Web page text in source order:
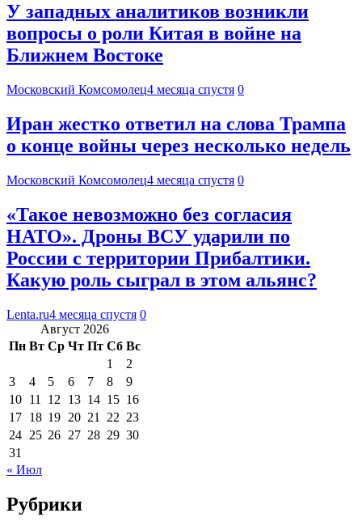
У западных аналитиков возникли
вопросы о роли Китая в войне на
Ближнем Востоке
Московский Комсомолец4 месяца спустя 0
Иран жестко ответил на слова Трампа
о конце войны через несколько недель
Московский Комсомолец4 месяца спустя 0
«Такое невозможно без согласия
НАТО». Дроны ВСУ ударили по
России с территории Прибалтики.
Какую роль сыграл в этом альянс?
Lenta.ru4 месяца спустя 0
Август 2026
Пн Вт Ср Чт Пт Сб Вс
1
2
3
4 5 6 7 8
9
10 11 12 13 14 15 16
17 18 19 20 21 22 23
24 25 26 27 28 29 30
31
« Июл
Рубрики